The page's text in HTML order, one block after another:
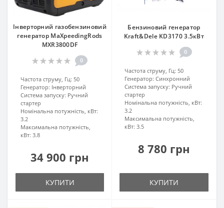
Інверторний газобензиновий
генератор MaXpeedingRods
MXR3800DF
0
Частота струму, Гц: 50
Генератор: Інверторний
Система запуску: Ручний
стартер
Номінальна потужність, кВт:
3.2
Максимальна потужність,
кВт: 3.8
34 900 грн
КУПИТИ
Бензиновий генератор
Kraft&Dele KD3170 3.5кВт
0
Частота струму, Гц: 50
Генератор: Синхронний
Система запуску: Ручний
стартер
Номінальна потужність, кВт:
3.2
Максимальна потужність,
кВт: 3.5
8 780 грн
КУПИТИ